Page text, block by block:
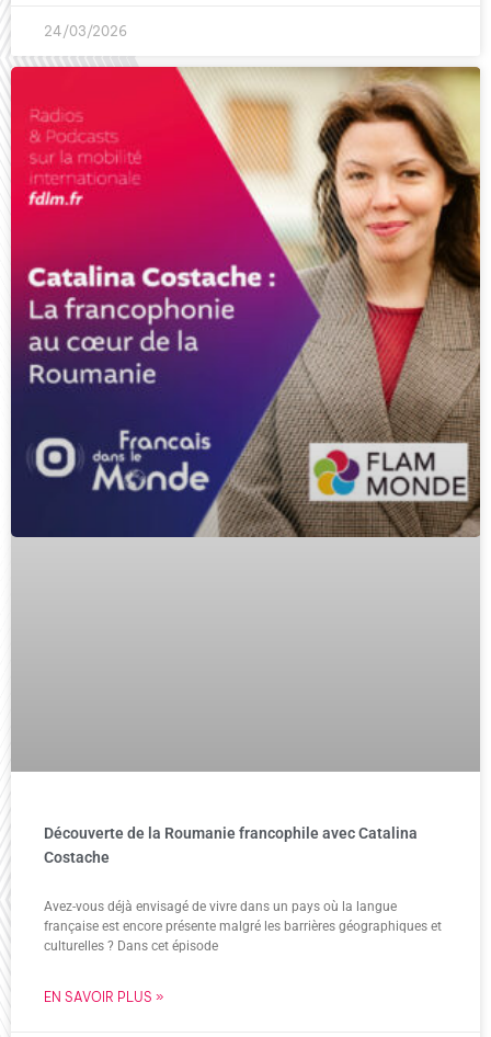
24/03/2026
Découverte de la Roumanie francophile avec Catalina
Costache
Avez-vous déjà envisagé de vivre dans un pays où la langue
française est encore présente malgré les barrières géographiques et
culturelles ? Dans cet épisode
EN SAVOIR PLUS »